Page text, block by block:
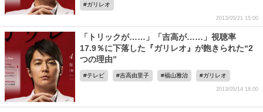
ガリレオ
2013/05/21 15:00
「トリックが……」「吉高が……」視聴率
17.9％に下落した『ガリレオ』が飽きられた“2
つの理由”
テレビ 吉高由里子 福山雅治 ガリレオ
2013/05/14 18:00